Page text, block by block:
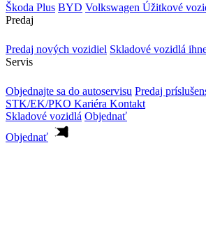
Škoda Plus BYD Volkswagen Úžitkové
Predaj
Predaj nových vozidiel Skladové vozidlá
Servis
Objednajte sa do autoservisu Predaj
STK/EK/PKO Kariéra Kontakt
Skladové vozidlá Objednať
Objednať